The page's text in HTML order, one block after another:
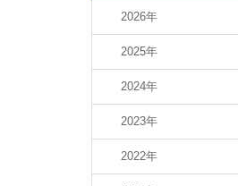
2026年
2025年
2024年
2023年
2022年